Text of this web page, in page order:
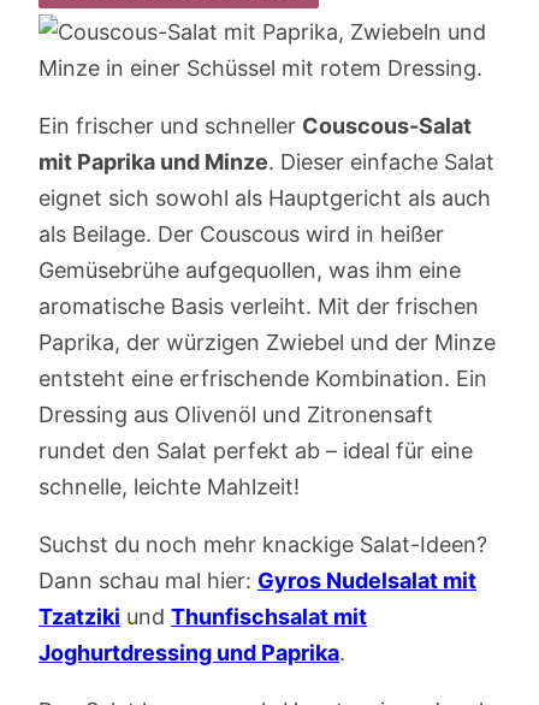
Ein frischer und schneller Couscous-Salat
mit Paprika und Minze. Dieser einfache Salat
eignet sich sowohl als Hauptgericht als auch
als Beilage. Der Couscous wird in heißer
Gemüsebrühe aufgequollen, was ihm eine
aromatische Basis verleiht. Mit der frischen
Paprika, der würzigen Zwiebel und der Minze
entsteht eine erfrischende Kombination. Ein
Dressing aus Olivenöl und Zitronensaft
rundet den Salat perfekt ab – ideal für eine
schnelle, leichte Mahlzeit!
Suchst du noch mehr knackige Salat-Ideen?
Dann schau mal hier: Gyros Nudelsalat mit
Tzatziki und Thunfischsalat mit
Joghurtdressing und Paprika.